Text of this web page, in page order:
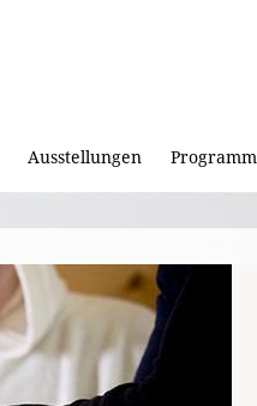
Ausstellungen Programm